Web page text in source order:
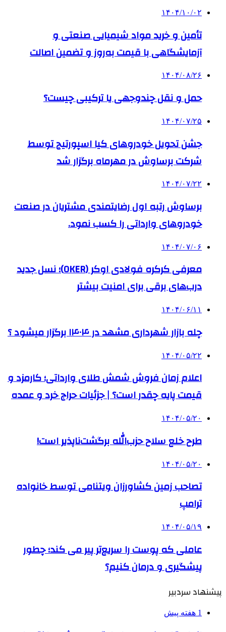
۱۴۰۴/۱۰/۰۲
تأمین و خرید مواد شیمیایی صنعتی و
آزمایشگاهی با قیمت به‌روز و تضمین اصالت
۱۴۰۴/۰۸/۲۶
حمل و نقل چندوجهی یا ترکیبی چیست؟
۱۴۰۴/۰۷/۲۵
جشن تحویل خودروهای کیا اسپورتیج توسط
شرکت برساوش در مهرماه برگزار شد
۱۴۰۴/۰۷/۲۲
برساوش رتبه اول رضایتمندی مشتریان در صنعت
خودروهای وارداتی را کسب نمود.
۱۴۰۴/۰۷/۰۶
معرفی کرکره فولادی اوکر (OKER)؛ نسل جدید
درب‌های برقی برای امنیت بیشتر
۱۴۰۴/۰۶/۱۱
چله بازار شهرداری مشهد در ۱۴۰۴ برگزار میشود ؟
۱۴۰۴/۰۵/۲۲
اعلام زمان فروش شمش طلای وارداتی؛ کارمزد و
قیمت پایه چقدر است؟ | جزئیات حراج خرد و عمده
۱۴۰۴/۰۵/۲۰
طرح خلع سلاح حزب‌الله برگشت‌ناپذیر است!
۱۴۰۴/۰۵/۲۰
تصاحب زمین کشاورزان ویتنامی توسط خانواده
ترامپ
۱۴۰۴/۰۵/۱۹
عاملی که پوست را سریع‌تر پیر می کند؛ چطور
پیشگیری و درمان کنیم؟
پیشنهاد سردبیر
1 هفته پیش